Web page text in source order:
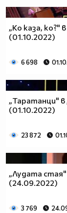
„Ко каза, ко?"
(01.10.2022)
6 698
„Таратанци" в
(01.10.2022)
23 872
„Лудата
(24.09.2022)
3 769